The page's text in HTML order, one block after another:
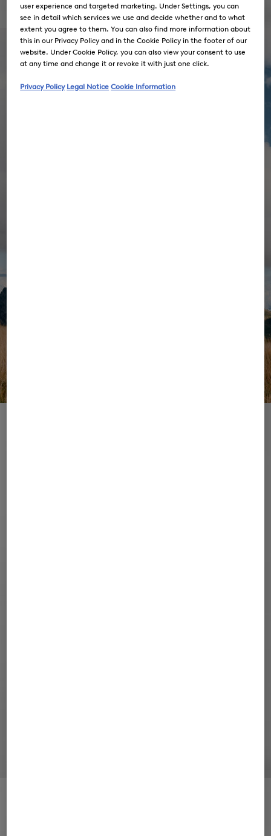
user experience and targeted marketing. Under Settings, you can
see in detail which services we use and decide whether and to what
extent you agree to them. You can also find more information about
this in our Privacy Policy and in the Cookie Policy in the footer of our
website. Under Cookie Policy, you can also view your consent to use
at any time and change it or revoke it with just one click.
Privacy Policy Legal Notice Cookie Information